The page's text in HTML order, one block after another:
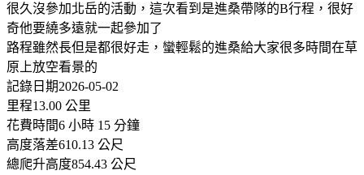
很久沒參加北岳的活動，這次看到是進桑帶隊的B行程，很好
奇他要繞多遠就一起參加了
路程雖然長但是都很好走，蠻輕鬆的進桑給大家很多時間在草
原上放空看景的
記錄日期2026-05-02
里程13.00 公里
花費時間6 小時 15 分鐘
高度落差610.13 公尺
總爬升高度854.43 公尺